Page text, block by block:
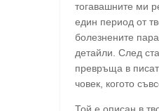
тогавашните ми
един период от
болезнените
детайли. След
превръща в
човек, когото